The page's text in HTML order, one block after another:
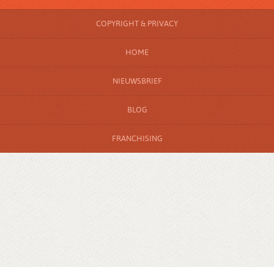
COPYRIGHT & PRIVACY
HOME
NIEUWSBRIEF
BLOG
FRANCHISING